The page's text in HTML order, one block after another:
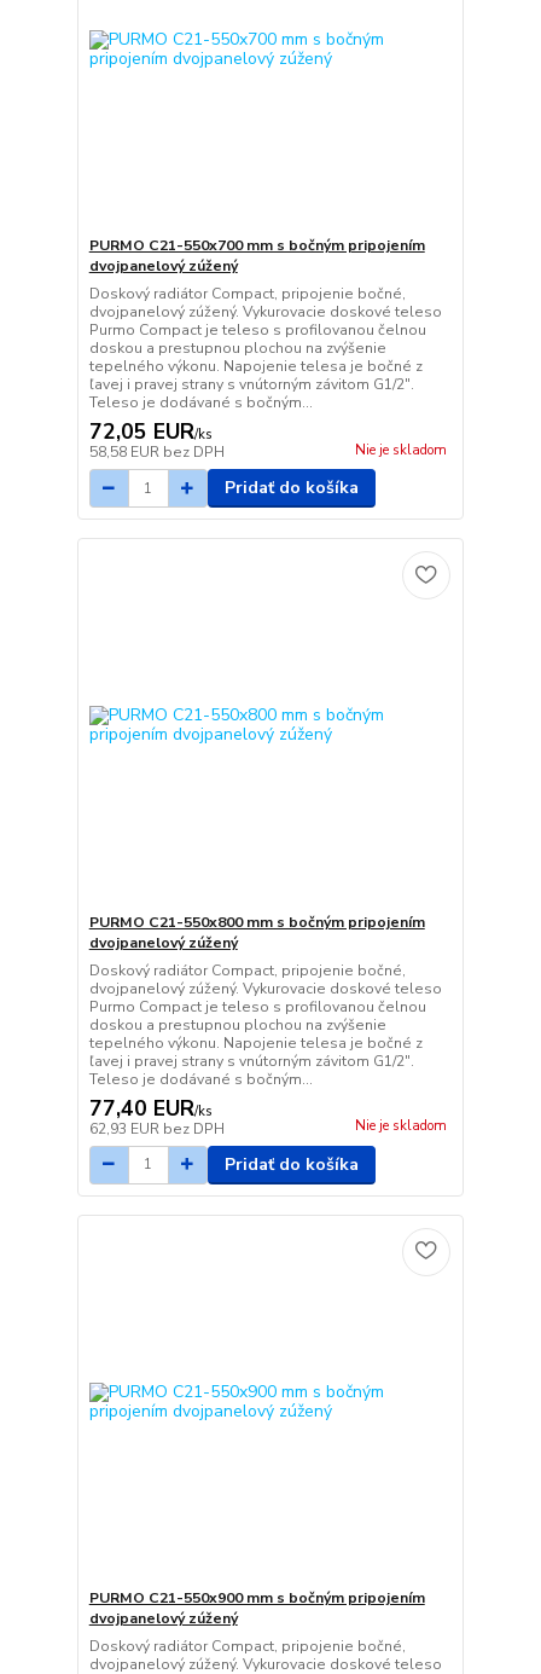
PURMO C21-550x700 mm s bočným pripojením
dvojpanelový zúžený
Doskový radiátor Compact, pripojenie bočné,
dvojpanelový zúžený. Vykurovacie doskové teleso
Purmo Compact je teleso s profilovanou čelnou
doskou a prestupnou plochou na zvýšenie
tepelného výkonu. Napojenie telesa je bočné z
ľavej i pravej strany s vnútorným závitom G1/2".
Teleso je dodávané s bočným...
72,05 EUR/ks
58,58 EUR bez DPH Nie je skladom
Pridať do košíka
PURMO C21-550x800 mm s bočným pripojením
dvojpanelový zúžený
Doskový radiátor Compact, pripojenie bočné,
dvojpanelový zúžený. Vykurovacie doskové teleso
Purmo Compact je teleso s profilovanou čelnou
doskou a prestupnou plochou na zvýšenie
tepelného výkonu. Napojenie telesa je bočné z
ľavej i pravej strany s vnútorným závitom G1/2".
Teleso je dodávané s bočným...
77,40 EUR/ks
62,93 EUR bez DPH Nie je skladom
Pridať do košíka
PURMO C21-550x900 mm s bočným pripojením
dvojpanelový zúžený
Doskový radiátor Compact, pripojenie bočné,
dvojpanelový zúžený. Vykurovacie doskové teleso